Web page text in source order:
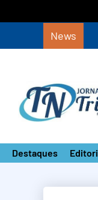
News
Destaques